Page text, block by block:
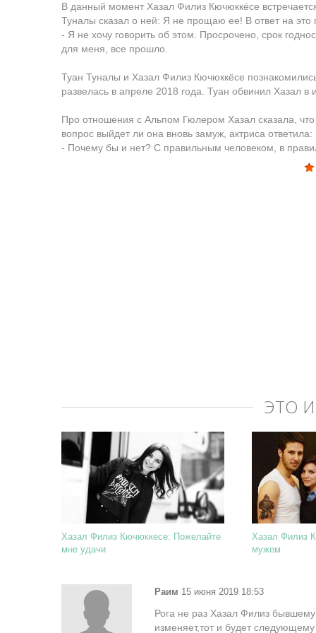
В данный момент Хазал Филиз Кючюккёсе
Туналы сказал о ней: Я не прощаю ее! В ответ на
- Я не хочу говорить об этом. Просрочено, срок
для меня, все прошло.
Туан Туналы и Хазал Филиз Кючюккёсе
развелась в апреле 2018 года. Туан обвинил Хазал в
Про отношения с Альпом Гюлером Хазал сказала,
вопрос выйдет ли она вновь замуж, актриса ответила:
- Почему бы и нет? С правильным человеком, в
ЭТО
Хазал Филиз Кючюккесе: Пожелайте
мне удачи
Хазал Филиз
мужем
Раим 15 июня 2019 18:53
Рога не раз Хазал Филиз бывшему
изменяет,тот и будет